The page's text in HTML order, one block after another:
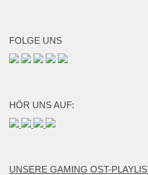
FOLGE UNS
HÖR UNS AUF:
UNSERE GAMING OST-